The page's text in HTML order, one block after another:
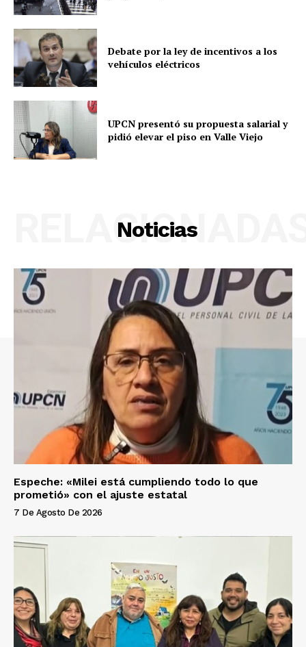
Debate por la ley de incentivos a los
vehículos eléctricos
UPCN presentó su propuesta salarial y
pidió elevar el piso en Valle Viejo
Noticias
Espeche: «Milei está cumpliendo todo lo que
prometió» con el ajuste estatal
7 De Agosto De 2026